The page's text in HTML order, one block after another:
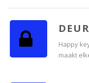
Happy
maakt